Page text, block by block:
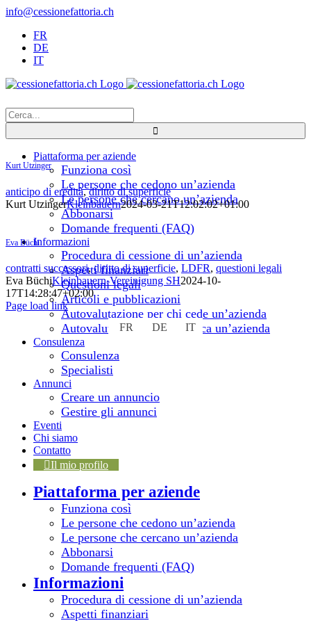
Salta
contenuto
info@cessionefattoria.ch
FR
DE
IT
Cerca
per:
Piattaforma per aziende
Funziona così
Le persone che cedono un’azienda
Le persone che cercano un’azienda
Abbonarsi
Domande frequenti (FAQ)
Informazioni
Procedura di cessione di un’azienda
Aspetti finanziari
Questioni legali
Articoli e pubblicazioni
Autovalutazione per chi cede un’azienda
Autovalutazione per chi cerca un’azienda
Consulenza
Consulenza
Specialisti
Annunci
Creare un annuncio
Gestire gli annunci
Eventi
Chi siamo
Contatto
Il mio profilo
Piattaforma per aziende
Funziona così
Le persone che cedono un’azienda
Le persone che cercano un’azienda
Abbonarsi
Domande frequenti (FAQ)
Informazioni
Procedura di cessione di un’azienda
Aspetti finanziari
Kurt Utzinger
anticipo di eredità,diritto di superficie
Kurt UtzingerKleinbauern2024-03-21T12:02:02+01:00
Eva Büchi
contratti successori,diritto di superficie, LDFR, questioni legali
Eva BüchiKleinbauern-Vereinigung SH2024-10-
17T14:28:47+02:00
Page load link
FR DE IT